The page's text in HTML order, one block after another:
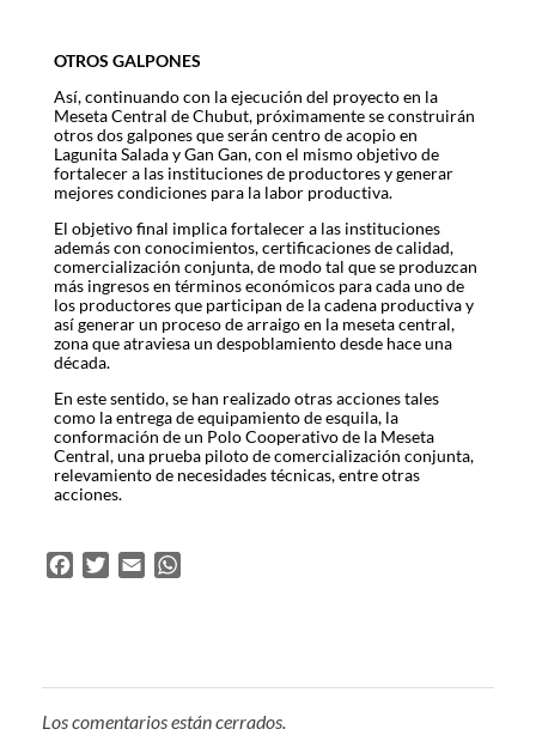
OTROS GALPONES
Así, continuando con la ejecución del proyecto en la
Meseta Central de Chubut, próximamente se construirán
otros dos galpones que serán centro de acopio en
Lagunita Salada y Gan Gan, con el mismo objetivo de
fortalecer a las instituciones de productores y generar
mejores condiciones para la labor productiva.
El objetivo final implica fortalecer a las instituciones
además con conocimientos, certificaciones de calidad,
comercialización conjunta, de modo tal que se produzcan
más ingresos en términos económicos para cada uno de
los productores que participan de la cadena productiva y
así generar un proceso de arraigo en la meseta central,
zona que atraviesa un despoblamiento desde hace una
década.
En este sentido, se han realizado otras acciones tales
como la entrega de equipamiento de esquila, la
conformación de un Polo Cooperativo de la Meseta
Central, una prueba piloto de comercialización conjunta,
relevamiento de necesidades técnicas, entre otras
acciones.
o
o
e
r
A
p
Los comentarios están cerrados.